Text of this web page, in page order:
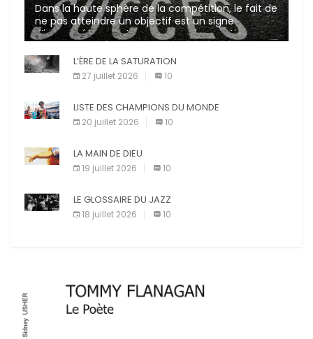
Dans la haute sphère de la compétition, le fait de
ne pas atteindre un objectif est un signe
d’incompétence et une source de sanctions
diverses (avertissement, […]
L’ÈRE DE LA SATURATION
27 juillet 2026 10
LISTE DES CHAMPIONS DU MONDE
20 juillet 2026 10
LA MAIN DE DIEU
19 juillet 2026 10
LE GLOSSAIRE DU JAZZ
18 juillet 2026 10